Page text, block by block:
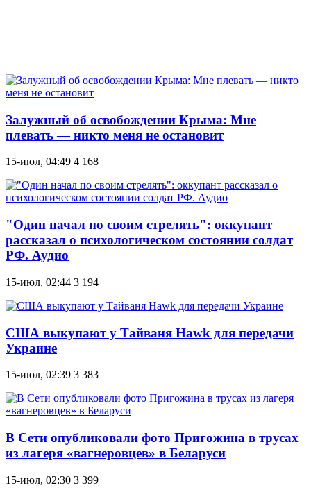
Залужный об освобождении Крыма: Мне
плевать — никто меня не остановит
15-июл, 04:49 4 168
"Один начал по своим стрелять": оккупант
рассказал о психологическом состоянии солдат
РФ. Аудио
15-июл, 02:44 3 194
США выкупают у Тайваня Hawk для передачи
Украине
15-июл, 02:39 3 383
В Сети опубликовали фото Пригожина в трусах
из лагеря «вагнеровцев» в Беларуси
15-июл, 02:30 3 399